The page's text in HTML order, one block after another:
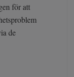
för att
de